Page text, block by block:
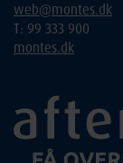
web@montes.dk
T: 99 333 900
montes.dk